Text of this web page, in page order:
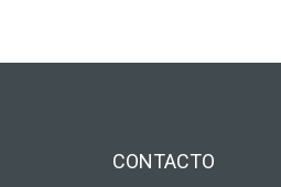
CONTACTO